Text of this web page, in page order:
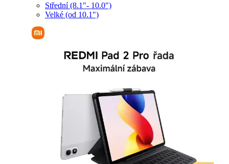
Střední (8.1"- 10.0")
Velké (od 10.1")